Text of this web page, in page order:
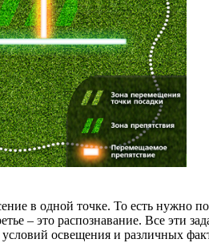
в одной точке. То есть нужно
– это распознавание. Все эти
условий освещения и различных